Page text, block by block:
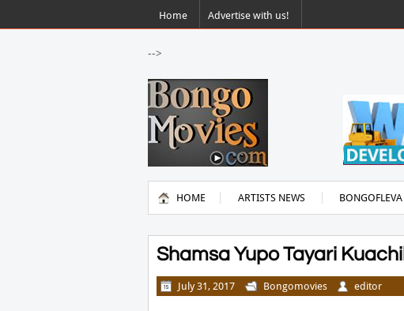
Home Advertise with us!
-->
HOME ARTISTS NEWS BONGOFLEVA
Shamsa Yupo Tayari
July 31, 2017 Bongomovies editor